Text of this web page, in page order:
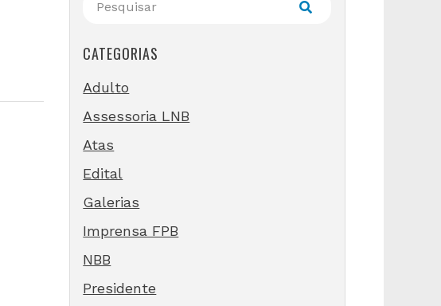
CATEGORIAS
Adulto
Assessoria LNB
Atas
Edital
Galerias
Imprensa FPB
NBB
Presidente